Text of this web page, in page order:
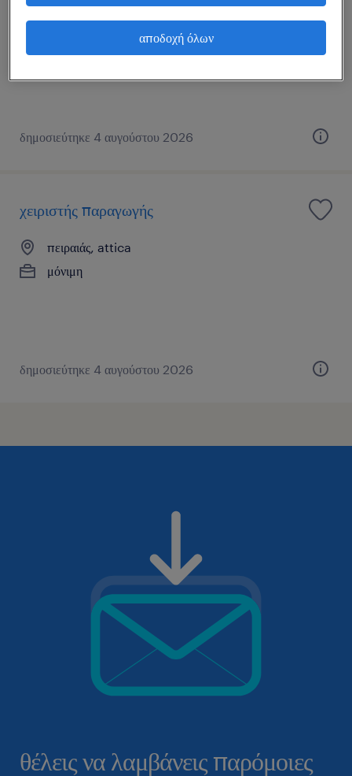
δημοσιεύτηκε 4 αυγούστου 2026
χειριστής παραγωγής
πειραιάς, attica
μόνιμη
δημοσιεύτηκε 4 αυγούστου 2026
θέλεις να λαμβάνεις παρόμοιες
αποδοχή όλων